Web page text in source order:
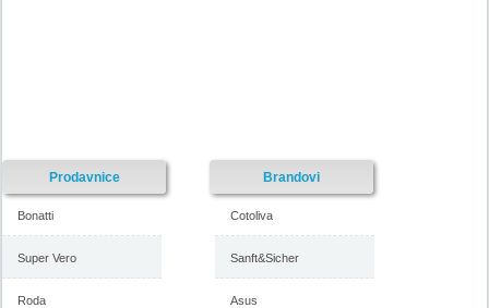
Prodavnice
Bonatti
Super Vero
Roda
Brandovi
Cotoliva
Sanft&Sicher
Asus